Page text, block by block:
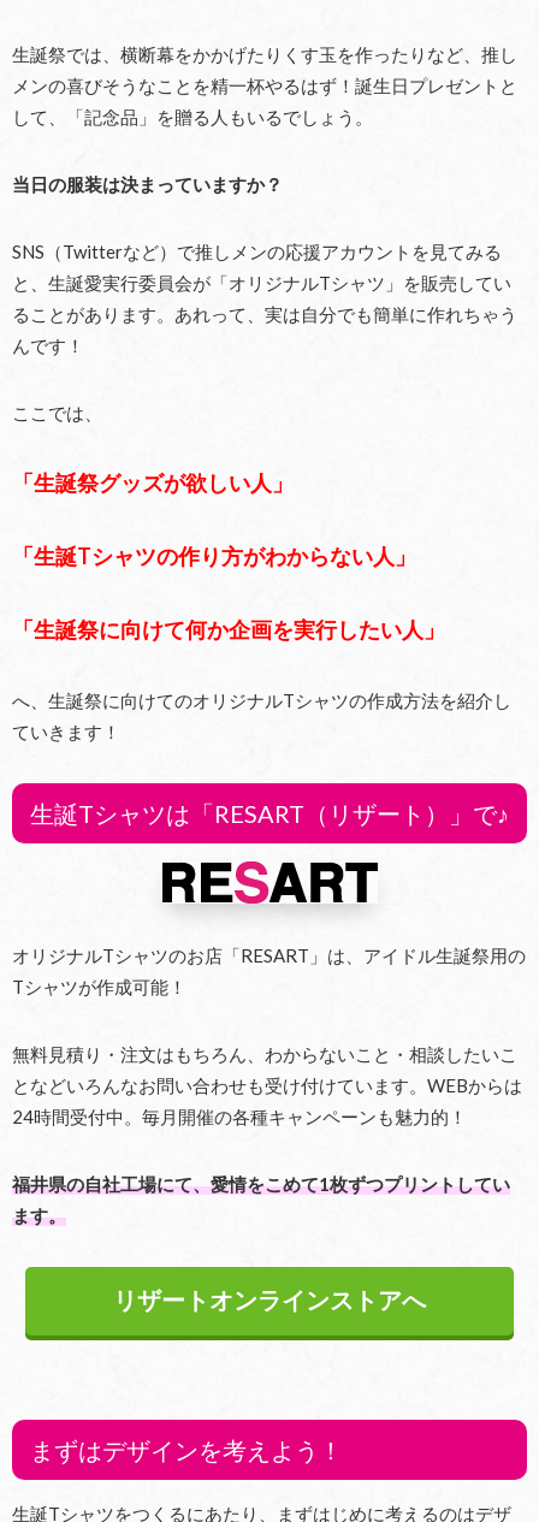
生誕祭では、横断幕をかかげたりくす玉を作ったりなど、推し
メンの喜びそうなことを精一杯やるはず！誕生日プレゼントと
して、「記念品」を贈る人もいるでしょう。
当日の服装は決まっていますか？
SNS（Twitterなど）で推しメンの応援アカウントを見てみる
と、生誕愛実行委員会が「オリジナルTシャツ」を販売してい
ることがあります。あれって、実は自分でも簡単に作れちゃう
んです！
ここでは、
「生誕祭グッズが欲しい人」
「生誕Tシャツの作り方がわからない人」
「生誕祭に向けて何か企画を実行したい人」
へ、生誕祭に向けてのオリジナルTシャツの作成方法を紹介し
ていきます！
生誕Tシャツは「RESART（リザート）」で♪
オリジナルTシャツのお店「RESART」は、アイドル生誕祭用の
Tシャツが作成可能！
無料見積り・注文はもちろん、わからないこと・相談したいこ
となどいろんなお問い合わせも受け付けています。WEBからは
24時間受付中。毎月開催の各種キャンペーンも魅力的！
福井県の自社工場にて、愛情をこめて1枚ずつプリントしてい
ます。
リザートオンラインストアへ
まずはデザインを考えよう！
生誕Tシャツをつくるにあたり、まずはじめに考えるのはデザ